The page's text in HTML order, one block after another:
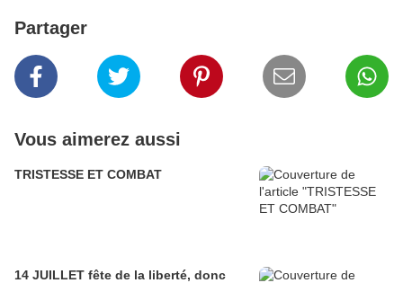
Partager
Vous aimerez aussi
TRISTESSE ET COMBAT
14 JUILLET fête de la liberté, donc